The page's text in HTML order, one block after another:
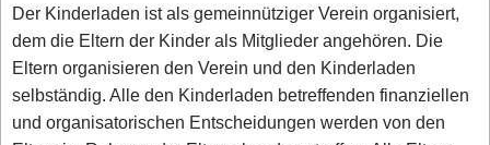
Der Kinderladen ist als gemeinnütziger Verein organisiert,
dem die Eltern der Kinder als Mitglieder angehören. Die
Eltern organisieren den Verein und den Kinderladen
selbständig. Alle den Kinderladen betreffenden finanziellen
und organisatorischen Entscheidungen werden von den